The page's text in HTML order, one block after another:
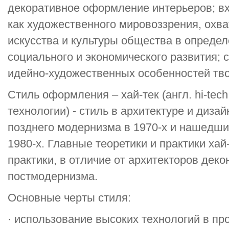
декоративное оформление интерьеров;
как художественного мировоззрения,
искусства и культуры общества в
социального и экономического развития;
идейно-художественных особенностей
Стиль оформления – хай-тек (англ. hi-
технологии) - стиль в архитектуре и
позднего модернизма в 1970-х и
1980-х. Главные теоретики и практики
практики, в отличие от архитекторов
постмодернизма.
Основные черты стиля:
· использование высоких технологий в